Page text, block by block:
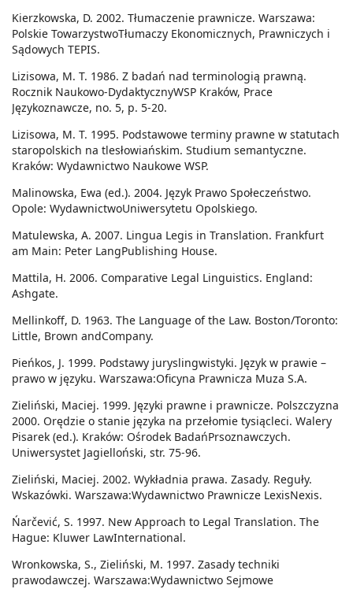
Kierzkowska, D. 2002. Tłumaczenie prawnicze. Warszawa:
Polskie TowarzystwoTłumaczy Ekonomicznych, Prawniczych i
Sądowych TEPIS.
Lizisowa, M. T. 1986. Z badań nad terminologią prawną.
Rocznik Naukowo-DydaktycznyWSP Kraków, Prace
Językoznawcze, no. 5, p. 5-20.
Lizisowa, M. T. 1995. Podstawowe terminy prawne w statutach
staropolskich na tlesłowiańskim. Studium semantyczne.
Kraków: Wydawnictwo Naukowe WSP.
Malinowska, Ewa (ed.). 2004. Język Prawo Społeczeństwo.
Opole: WydawnictwoUniwersytetu Opolskiego.
Matulewska, A. 2007. Lingua Legis in Translation. Frankfurt
am Main: Peter LangPublishing House.
Mattila, H. 2006. Comparative Legal Linguistics. England:
Ashgate.
Mellinkoff, D. 1963. The Language of the Law. Boston/Toronto:
Little, Brown andCompany.
Pieńkos, J. 1999. Podstawy juryslingwistyki. Język w prawie –
prawo w języku. Warszawa:Oficyna Prawnicza Muza S.A.
Zieliński, Maciej. 1999. Języki prawne i prawnicze. Polszczyzna
2000. Orędzie o stanie języka na przełomie tysiącleci. Walery
Pisarek (ed.). Kraków: Ośrodek BadańPrsoznawczych.
Uniwersystet Jagielloński, str. 75-96.
Zieliński, Maciej. 2002. Wykładnia prawa. Zasady. Reguły.
Wskazówki. Warszawa:Wydawnictwo Prawnicze LexisNexis.
Ńarčević, S. 1997. New Approach to Legal Translation. The
Hague: Kluwer LawInternational.
Wronkowska, S., Zieliński, M. 1997. Zasady techniki
prawodawczej. Warszawa:Wydawnictwo Sejmowe